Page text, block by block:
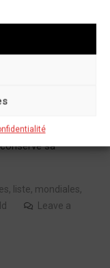
et Delhi
Startup
sa
, liste, mondiales,
Leave a